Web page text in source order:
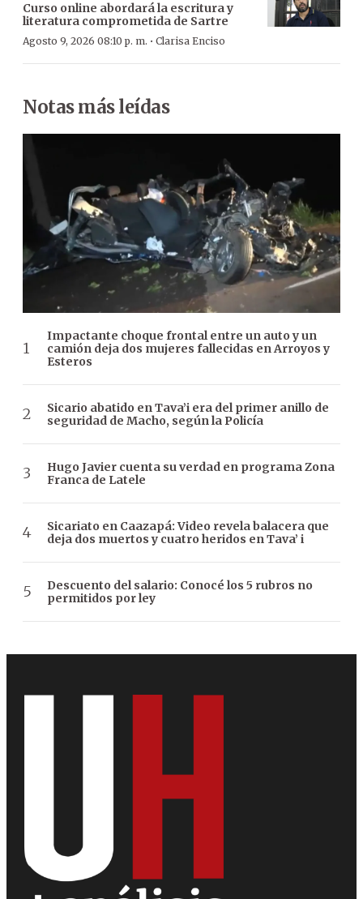
Curso online abordará la escritura y
literatura comprometida de Sartre
Agosto 9, 2026 08:10 p. m. · Clarisa Enciso
Notas más leídas
Impactante choque frontal entre un auto y un
camión deja dos mujeres fallecidas en Arroyos y
Esteros
Sicario abatido en Tava’i era del primer anillo de
seguridad de Macho, según la Policía
Hugo Javier cuenta su verdad en programa Zona
Franca de Latele
Sicariato en Caazapá: Video revela balacera que
deja dos muertos y cuatro heridos en Tava’ i
Descuento del salario: Conocé los 5 rubros no
permitidos por ley